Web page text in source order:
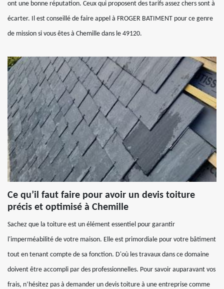
ont une bonne réputation. Ceux qui proposent des tarifs assez chers sont à
écarter. Il est conseillé de faire appel à FROGER BATIMENT pour ce genre
de mission si vous êtes à Chemille dans le 49120.
Ce qu’il faut faire pour avoir un devis toiture
précis et optimisé à Chemille
Sachez que la toiture est un élément essentiel pour garantir
l'imperméabilité de votre maison. Elle est primordiale pour votre bâtiment
tout en tenant compte de sa fonction. D'où les travaux dans ce domaine
doivent être accompli par des professionnelles. Pour savoir auparavant vos
frais, n’hésitez pas à demander un devis toiture à une entreprise comme